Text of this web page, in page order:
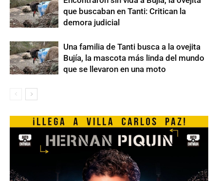
que buscaban en Tanti: Critican la
demora judicial
Una familia de Tanti busca a la ovejita
Bujía, la mascota más linda del mundo
que se llevaron en una moto